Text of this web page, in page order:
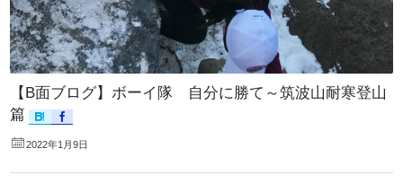
【B面ブログ】ボーイ隊 自分に勝て～筑波山耐寒登山
篇
2022年1月9日